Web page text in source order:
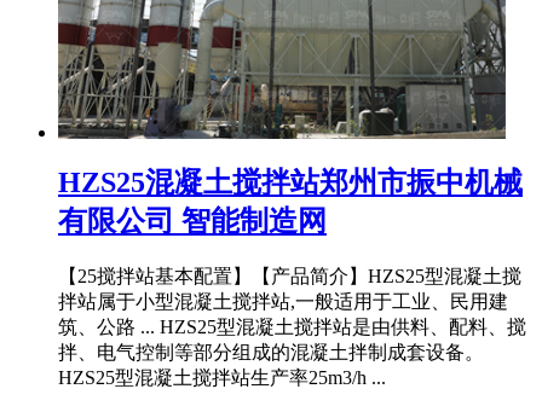
HZS25混凝土搅拌站郑州市振中机械
有限公司 智能制造网
【25搅拌站基本配置】【产品简介】HZS25型混凝土搅
拌站属于小型混凝土搅拌站,一般适用于工业、民用建
筑、公路 ... HZS25型混凝土搅拌站是由供料、配料、搅
拌、电气控制等部分组成的混凝土拌制成套设备。
HZS25型混凝土搅拌站生产率25m3/h ...